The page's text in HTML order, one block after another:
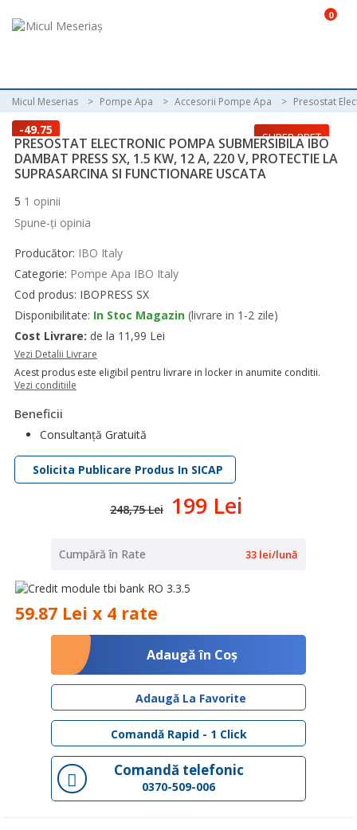
0
Micul Meserias Pompe Apa Accesorii Pompe Apa Presostat
-49.75
lei
SUPER PREȚ
PRESOSTAT ELECTRONIC POMPA SUBMERSIBILA IBO
DAMBAT PRESS SX, 1.5 KW, 12 A, 220 V, PROTECTIE LA
SUPRASARCINA SI FUNCTIONARE USCATA
5 1 opinii
Spune-ţi opinia
Producător: IBO Italy
Categorie: Pompe Apa IBO Italy
Cod produs: IBOPRESS SX
Disponibilitate: In Stoc Magazin (livrare in 1-2 zile)
Cost Livrare: de la 11,99 Lei
Vezi Detalii Livrare
Acest produs este eligibil pentru livrare in locker in anumite conditii.
Vezi conditiile
Beneficii
Consultanță Gratuită
Solicita Publicare Produs In SICAP
248,75 Lei 199 Lei
Cumpără în Rate 33 lei/lună
59.87 Lei x 4 rate
Adaugă în Coş
Adaugă La Favorite
Comandă Rapid - 1 Click
Comandă telefonic
0370-509-006